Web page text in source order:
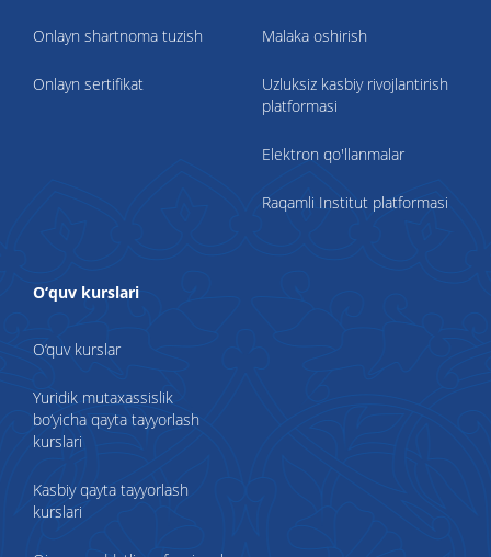
Onlayn shartnoma tuzish
Onlayn sertifikat
Malaka oshirish
Uzluksiz kasbiy rivojlantirish
platformasi
Elektron qo'llanmalar
Raqamli Institut platformasi
O‘quv kurslari
O‘quv kurslar
Yuridik mutaxassislik
bo‘yicha qayta tayyorlash
kurslari
Kasbiy qayta tayyorlash
kurslari